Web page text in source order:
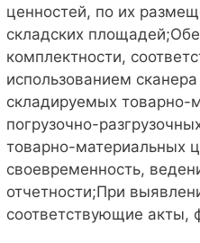
ценностей, по их
складских
комплектности,
использованием
складируемых товарно-
погрузочно-
товарно-материальных
своевременность,
отчетности;При
соответствующие акты,